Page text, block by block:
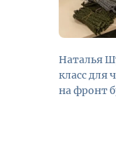
Наталья
класс для
на фронт